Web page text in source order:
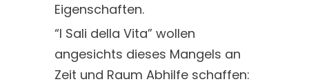
Eigenschaften.
“I Sali della Vita” wollen
angesichts dieses Mangels an
Zeit und Raum Abhilfe schaffen: